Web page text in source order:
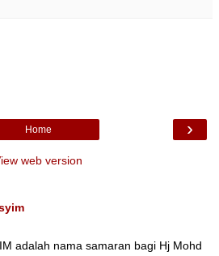
›
Home
web version
adalah nama samaran bagi Hj Mohd